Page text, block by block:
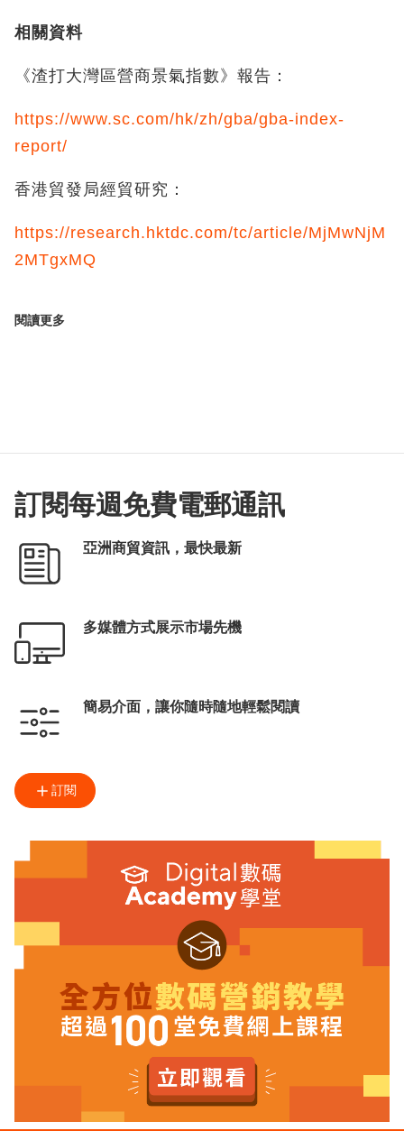
相關資料
《渣打大灣區營商景氣指數》報告：
https://www.sc.com/hk/zh/gba/gba-index-
report/
香港貿發局經貿研究：
https://research.hktdc.com/tc/article/MjMwNjM
2MTgxMQ
閱讀更多
訂閱每週免費電郵通訊
亞洲商貿資訊，最快最新
多媒體方式展示市場先機
簡易介面，讓你隨時隨地輕鬆閱讀
訂閱